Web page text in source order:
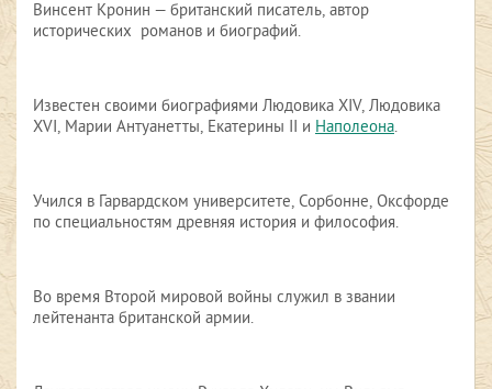
Винсент Кронин — британский писатель, автор
исторических романов и биографий.
Известен своими биографиями Людовика XIV, Людовика
XVI, Марии Антуанетты, Екатерины II и Наполеона.
Учился в Гарвардском университете, Сорбонне, Оксфорде
по специальностям древняя история и философия.
Во время Второй мировой войны служил в звании
лейтенанта британской армии.